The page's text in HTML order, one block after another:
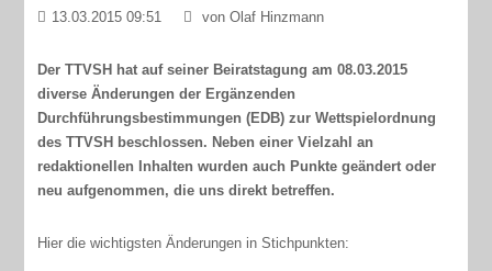
13.03.2015 09:51 von Olaf Hinzmann
Der TTVSH hat auf seiner Beiratstagung am 08.03.2015
diverse Änderungen der Ergänzenden
Durchführungsbestimmungen (EDB) zur Wettspielordnung
des TTVSH beschlossen. Neben einer Vielzahl an
redaktionellen Inhalten wurden auch Punkte geändert oder
neu aufgenommen, die uns direkt betreffen.
Hier die wichtigsten Änderungen in Stichpunkten: